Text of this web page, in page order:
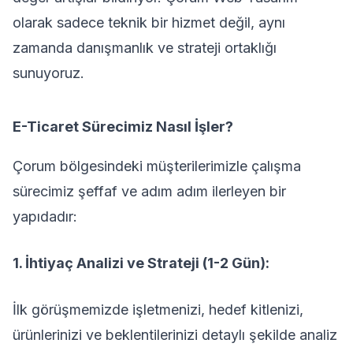
olarak sadece teknik bir hizmet değil, aynı
zamanda danışmanlık ve strateji ortaklığı
sunuyoruz.
E-Ticaret Sürecimiz Nasıl İşler?
Çorum bölgesindeki müşterilerimizle çalışma
sürecimiz şeffaf ve adım adım ilerleyen bir
yapıdadır:
1. İhtiyaç Analizi ve Strateji (1-2 Gün):
İlk görüşmemizde işletmenizi, hedef kitlenizi,
ürünlerinizi ve beklentilerinizi detaylı şekilde analiz